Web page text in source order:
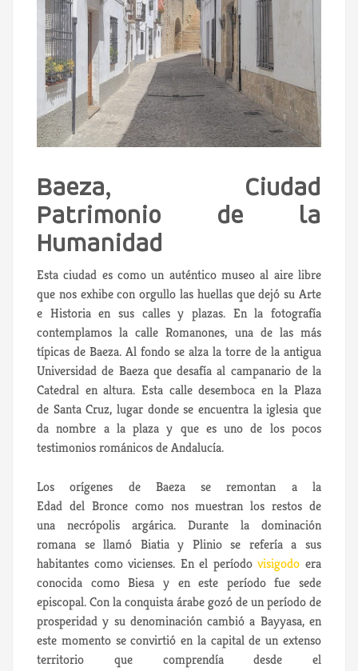
Baeza, Ciudad
Patrimonio de la
Humanidad
Esta ciudad es como un auténtico museo al aire libre
que nos exhibe con orgullo las huellas que dejó su Arte
e Historia en sus calles y plazas. En la fotografía
contemplamos la calle Romanones, una de las más
típicas de Baeza. Al fondo se alza la torre de la antigua
Universidad de Baeza que desafía al campanario de la
Catedral en altura. Esta calle desemboca en la Plaza
de Santa Cruz, lugar donde se encuentra la iglesia que
da nombre a la plaza y que es uno de los pocos
testimonios románicos de Andalucía.
Los orígenes de Baeza se remontan a la
Edad del Bronce como nos muestran los restos de
una necrópolis argárica. Durante la dominación
romana se llamó Biatia y Plinio se refería a sus
habitantes como vicienses. En el períodovisigodo era
conocida como Biesa y en este período fue sede
episcopal. Con la conquista árabe gozó de un período de
prosperidad y su denominación cambió a Bayyasa, en
este momento se convirtió en la capital de un extenso
territorio que comprendía desde el